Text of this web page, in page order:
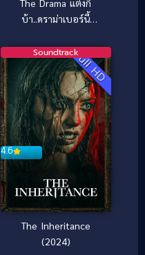
The Drama แต่งก็
บ้า..ดราม่าเบอร์นี้
Full HD
4.6
Soundtrack
The Inheritance
(2024)